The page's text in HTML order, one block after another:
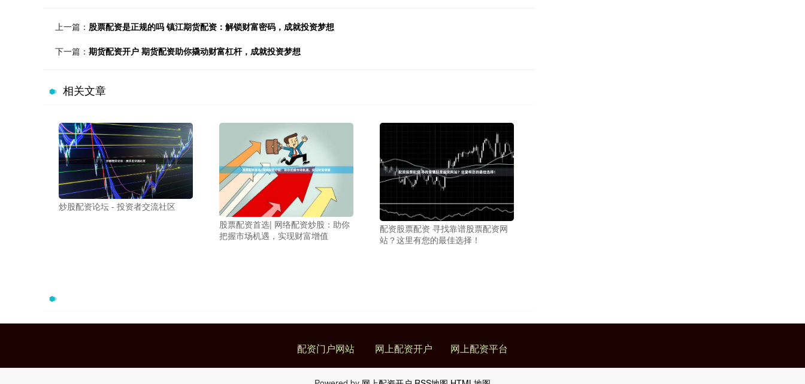
上一篇： 股票配资是正规的吗 镇江期货配资：解锁财富密码，成就投资梦想
下一篇： 期货配资开户 期货配资助你撬动财富杠杆，成就投资梦想
相关文章
炒股配资论坛 - 投资者交流社区
股票配资首选| 网络配资炒股：助你
把握市场机遇，实现财富增值
配资股票配资 寻找靠谱股票配资网
站？这里有您的最佳选择！
配资门户网站 网上配资开户 网上配资平台